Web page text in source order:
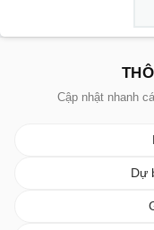
Cập nhật nhanh
Dự